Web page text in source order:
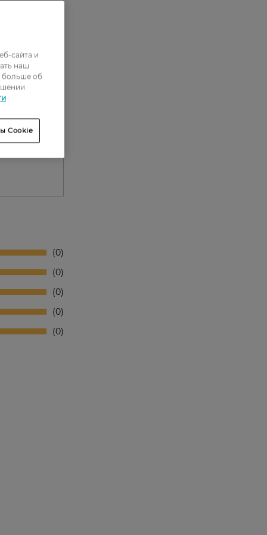
0
0
0
0
0
сайта и
наш
больше об
Cookie